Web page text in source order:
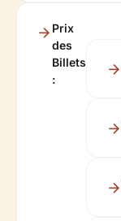
Prix
des
Billets
: